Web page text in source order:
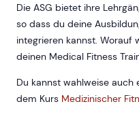
Die ASG bietet ihre
so dass du deine
integrieren kannst. Worauf
deinen Medical Fitness
Du kannst wahlweise auch
dem Kurs Medizinischer